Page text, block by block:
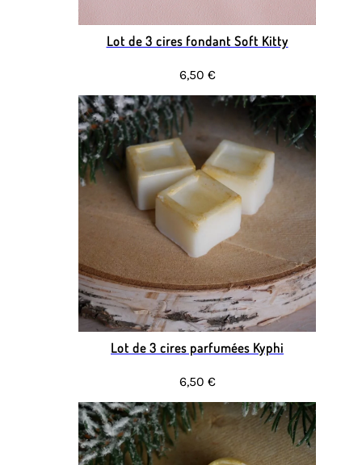
Lot de 3 cires fondant Soft Kitty
6,50 €
Lot de 3 cires parfumées Kyphi
6,50 €